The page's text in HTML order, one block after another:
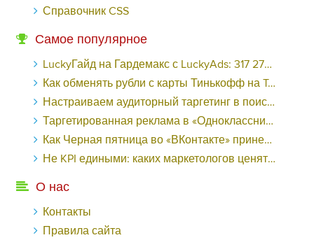
Справочник CSS
Самое популярное
LuckyГайд на Гардемакс с LuckyAds: 317 279 рублей за 10 дней - «Надо знать»
Как обменять рубли с карты Тинькофф на Tether ERC20 (USDT)?
Настраиваем аудиторный таргетинг в поисковой кампании Google Ads - «Заработок»
Таргетированная реклама в «Одноклассниках»: как ее настроить и нужно ли - «Заработок»
Как Черная пятница во «ВКонтакте» принесла магазину подарков 221 продажу по цене 38 рублей - «Заработок»
Не KPI едиными: каких маркетологов ценят - «Заработок»
О нас
Контакты
Правила сайта